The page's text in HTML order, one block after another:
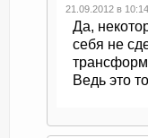
21.09.2012 в 10:14
Да,
себя не
Ведь это